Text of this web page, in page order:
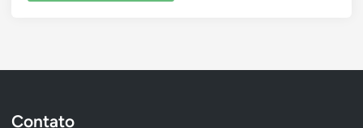
Contato